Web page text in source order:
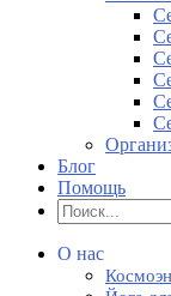
Блог
Помощь
О нас